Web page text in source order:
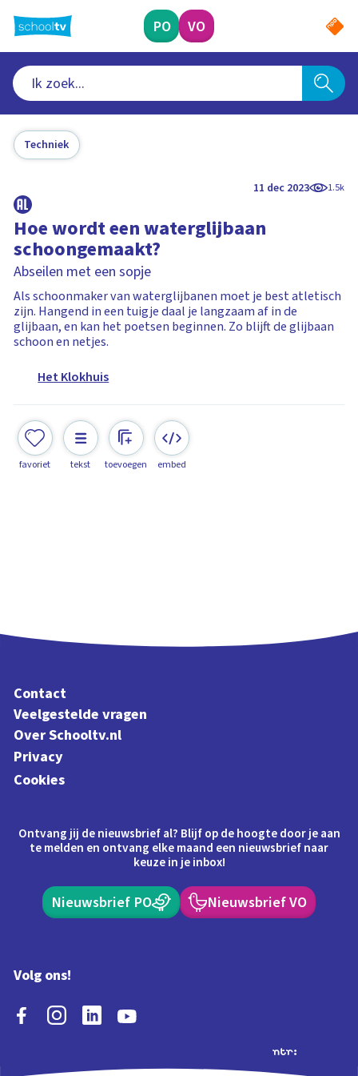
naar
hoofdinhoud
PO VO
Techniek
11 dec 2023 1.5k
Hoe wordt een waterglijbaan
schoongemaakt?
Abseilen met een sopje
Als schoonmaker van waterglijbanen moet je best atletisch
zijn. Hangend in een tuigje daal je langzaam af in de
glijbaan, en kan het poetsen beginnen. Zo blijft de glijbaan
schoon en netjes.
Het Klokhuis
favoriet tekst toevoegen embed
Contact
Veelgestelde vragen
Over Schooltv.nl
Privacy
Cookies
Ontvang jij de nieuwsbrief al? Blijf op de hoogte door je aan
te melden en ontvang elke maand een nieuwsbrief naar
keuze in je inbox!
Nieuwsbrief PO Nieuwsbrief VO
Volg ons!